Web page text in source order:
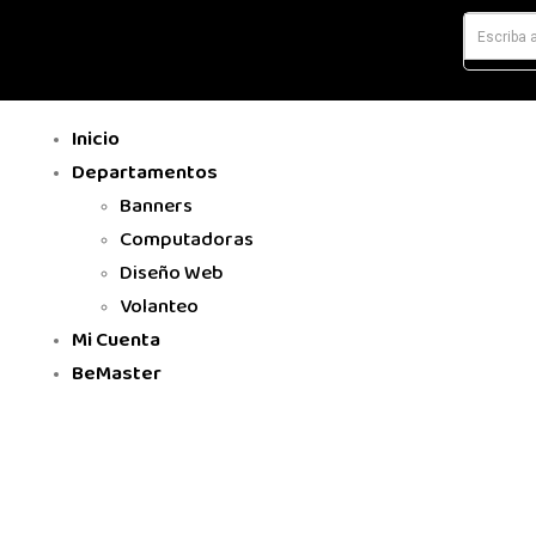
Inicio
Departamentos
Banners
Computadoras
Diseño Web
Volanteo
Mi Cuenta
BeMaster